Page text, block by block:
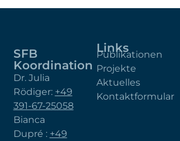
SFB
Koordination
Dr. Julia
Rödiger: +49
391-67-25058
Bianca
Dupré : +49
Links
Publikationen
Projekte
Aktuelles
Kontaktformular